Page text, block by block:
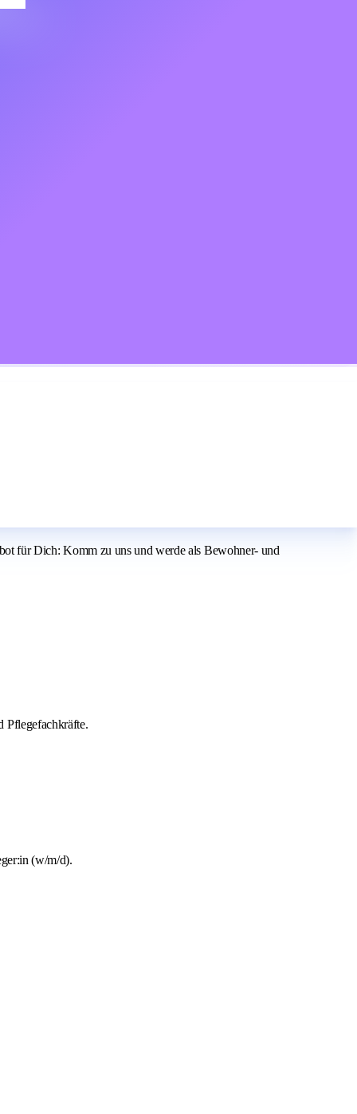
für Dich: Komm zu uns und werde als Bewohner- und
Pflegefachkräfte.
(w/m/d).